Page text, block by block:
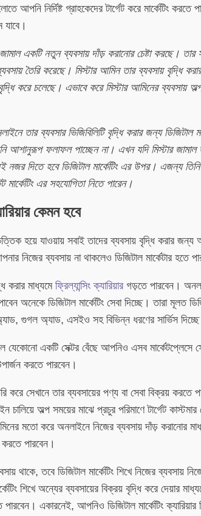
আপনি নির্দিষ্ট গ্রাহকেদের টার্গেট করে মার্কেটিং করতে
যাবে।
একটি নতুন ব্যবসায় দাঁড় করানোর চেষ্টা করছে। তার
তৈরি করেছে। মিস্টার আমিন তার ব্যবসায় বৃদ্ধি
করে চলেছে। এভাবে করে মিস্টার আমিনের ব্যবসায়
তার ব্যবসার ভিজিবিলিটি বৃদ্ধি করার জন্য ডিজিটাল
আশানুরূপ ফলাফল পাচ্ছেন না। এখন যদি মিস্টার জামাল
দিতে হবে ডিজিটাল মার্কেটিং এর উপর। এজন্য তিনি
এর সহযোগিতা নিতে পারেন।
কেমন হবে
হয়ে যাওয়ায় সবাই তাদের ব্যবসায় বৃদ্ধি করার জন্য
নিজের ব্যবসায় না থাকলেও ডিজিটাল মার্কেটার হতে
করার মাধ্যমে ফ্রিল্যান্সিং ক্যারিয়ার গড়তে পারবেন।
অনেকে ডিজিটাল মার্কেটিং সেবা দিচ্ছে। তারা মূলত
গুগল অ্যাড, এসইও সহ বিভিন্ন ধরণের সার্ভিস
যেকোনো একটি সেক্টর বেঁছে আপনিও এসব মার্কেটপ্লেসে
করতে পারবেন।
করে সেখানে তার ব্যবসায়ের পণ্য বা সেবা বিক্রয় করতে
অল্প সময়ের মাঝে প্রচুর পরিমাণে টার্গেট কাস্টমার
মতো করে অনলাইনে নিজের ব্যবসায় দাঁড় করানোর
পারবেন।
থাকে, তবে ডিজিটাল মার্কেটিং শিখে নিজের ব্যবসায়
শিখে অন্যের ব্যবসায়ের বিক্রয় বৃদ্ধি করে দেয়ার
একারনেই, আপনিও ডিজিটাল মার্কেটিং ক্যারিয়ার